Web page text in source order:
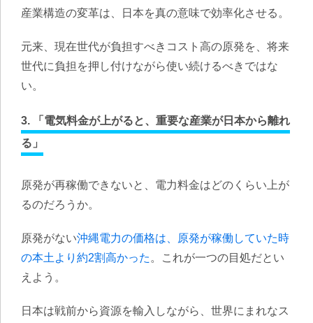
産業構造の変革は、日本を真の意味で効率化させる。
元来、現在世代が負担すべきコスト高の原発を、将来
世代に負担を押し付けながら使い続けるべきではな
い。
3. 「電気料金が上がると、重要な産業が日本から離れ
る」
原発が再稼働できないと、電力料金はどのくらい上が
るのだろうか。
原発がない沖縄電力の価格は、原発が稼働していた時
の本土より約2割高かった 。これが一つの目処だとい
えよう。
日本は戦前から資源を輸入しながら、世界にまれなス